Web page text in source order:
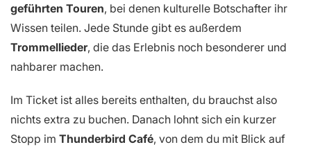
geführten Touren, bei denen kulturelle Botschafter ihr
Wissen teilen. Jede Stunde gibt es außerdem
Trommellieder, die das Erlebnis noch besonderer und
nahbarer machen.
Im Ticket ist alles bereits enthalten, du brauchst also
nichts extra zu buchen. Danach lohnt sich ein kurzer
Stopp im Thunderbird Café, von dem du mit Blick auf